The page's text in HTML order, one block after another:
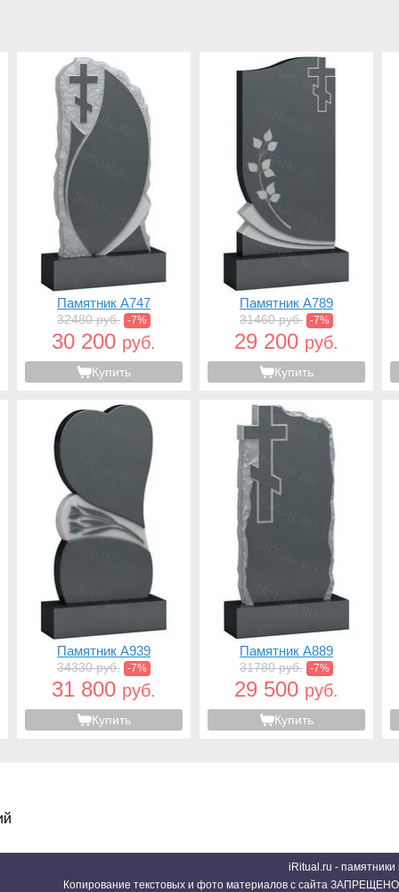
Памятник A747
32480 руб. -7%
30 200 руб.
Купить
Памятник A789
31460 руб. -7%
29 200 руб.
Купить
Памятник A939
34330 руб. -7%
31 800 руб.
Купить
Памятник A889
31780 руб. -7%
29 500 руб.
Купить
iRitual.ru -
Копирование текстовых и фото материалов с сайта